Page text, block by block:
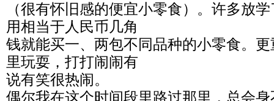
（很有怀旧感的便宜小零食）。许多放
用相当于人民币几角
钱就能买一、两包不同品种的小零食。
里玩耍，打打闹闹有
说有笑很热闹。
偶尔我在这个时间段里路过那里，总会